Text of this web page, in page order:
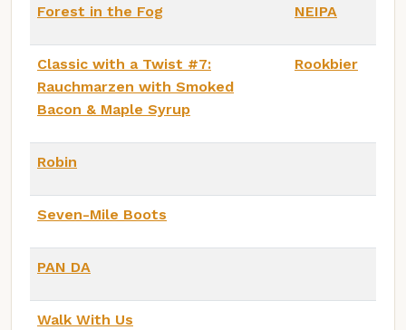
Forest in the Fog NEIPA
Classic with a Twist #7:
Rauchmarzen with Smoked
Bacon & Maple Syrup
Rookbier
Robin
Seven-Mile Boots
PAN DA
Walk With Us